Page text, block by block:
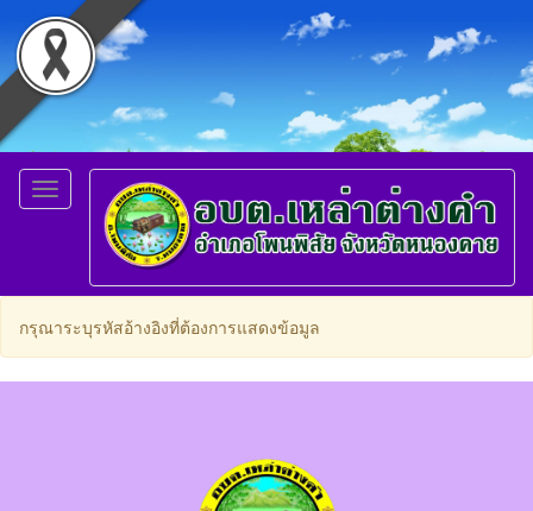
Toggle
navigation
กรุณาระบุรหัสอ้างอิงที่ต้องการแสดงข้อมูล